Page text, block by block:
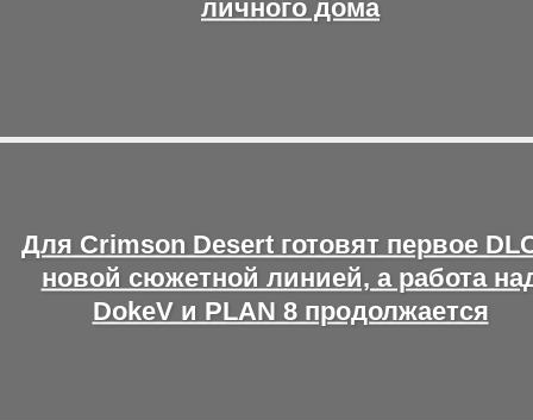
личного дома
Для Crimson Desert готовят первое
новой сюжетной линией, а работа
DokeV и PLAN 8 продолжается